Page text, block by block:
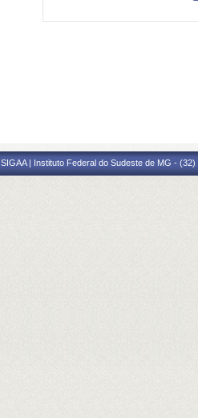
SIGAA | Instituto Federal do Sudeste de MG -